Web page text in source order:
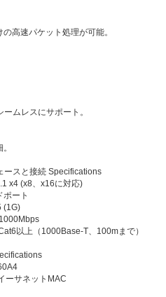
高速パケット処理が可能。
ムレスにサポート。
ースと接続 Specifications
x4 (x8、x16に対応)
ポート
(1G)
以上（1000Base-T、100mまで）
ーサネットMAC